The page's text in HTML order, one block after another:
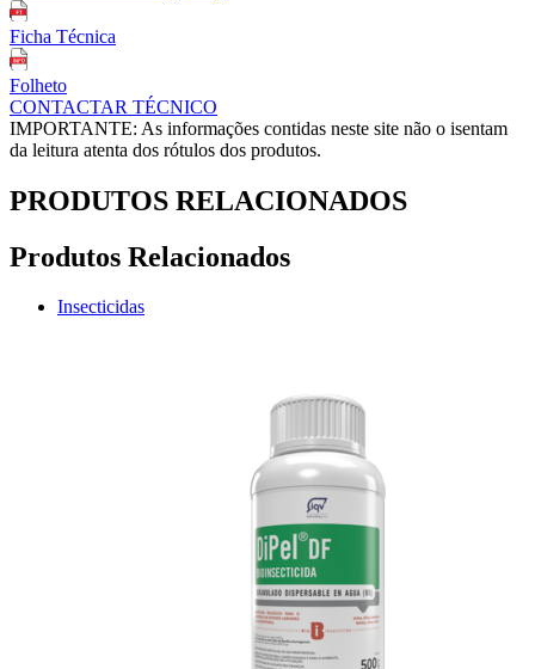
Ficha Técnica
Folheto
CONTACTAR TÉCNICO
IMPORTANTE: As informações contidas neste site não o isentam
da leitura atenta dos rótulos dos produtos.
PRODUTOS RELACIONADOS
Produtos Relacionados
Insecticidas